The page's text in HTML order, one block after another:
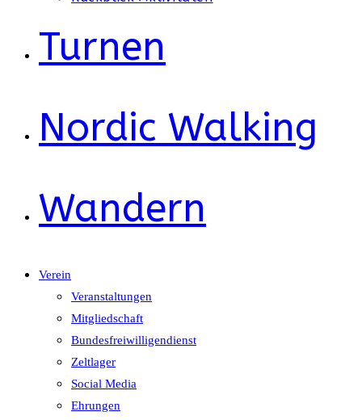
Turnen
Nordic Walking
Wandern
Verein
Veranstaltungen
Mitgliedschaft
Bundesfreiwilligendienst
Zeltlager
Social Media
Ehrungen